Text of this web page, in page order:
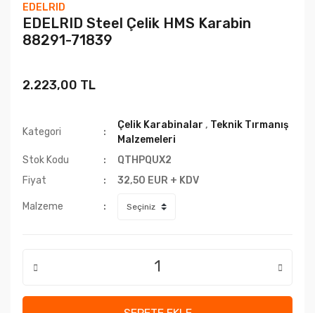
EDELRID
EDELRID Steel Çelik HMS Karabin
88291-71839
2.223,00 TL
Kategori
Çelik Karabinalar , Teknik Tırmanış
Malzemeleri
Stok Kodu
QTHPQUX2
Fiyat
32,50 EUR + KDV
Malzeme